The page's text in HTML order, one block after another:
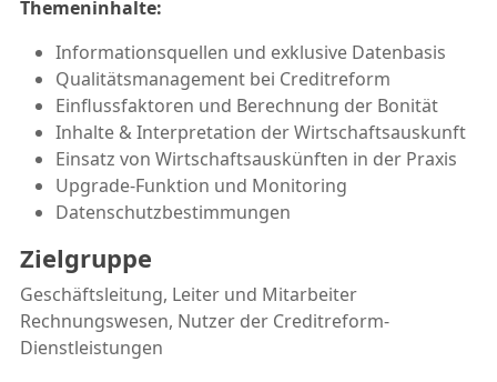
Themeninhalte:
Informationsquellen und exklusive Datenbasis
Qualitätsmanagement bei Creditreform
Einflussfaktoren und Berechnung der Bonität
Inhalte & Interpretation der Wirtschaftsauskunft
Einsatz von Wirtschaftsauskünften in der Praxis
Upgrade-Funktion und Monitoring
Datenschutzbestimmungen
Zielgruppe
Geschäftsleitung, Leiter und Mitarbeiter
Rechnungswesen, Nutzer der Creditreform-
Dienstleistungen